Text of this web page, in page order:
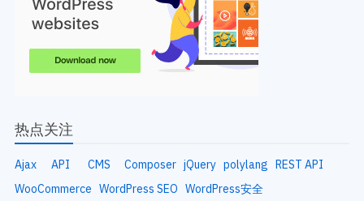
热点关注
Ajax API CMS Composer jQuery polylang REST API
WooCommerce WordPress SEO WordPress安全